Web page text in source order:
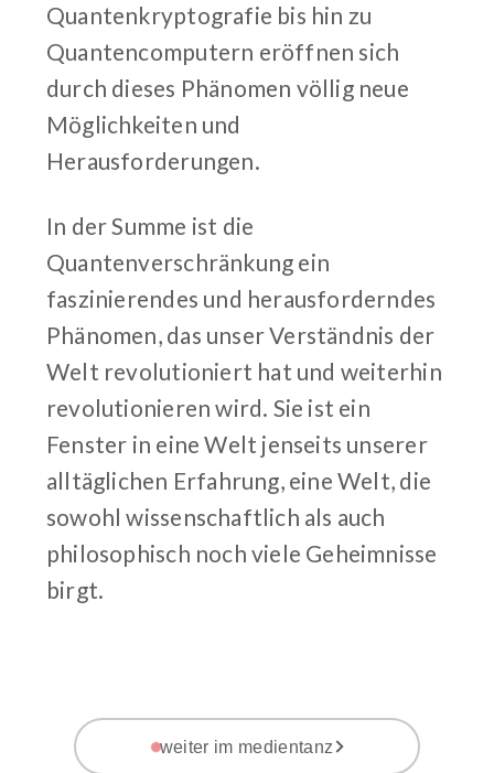
Quantenkryptografie bis hin zu
Quantencomputern eröffnen sich
durch dieses Phänomen völlig neue
Möglichkeiten und
Herausforderungen.
In der Summe ist die
Quantenverschränkung ein
faszinierendes und herausforderndes
Phänomen, das unser Verständnis der
Welt revolutioniert hat und weiterhin
revolutionieren wird. Sie ist ein
Fenster in eine Welt jenseits unserer
alltäglichen Erfahrung, eine Welt, die
sowohl wissenschaftlich als auch
philosophisch noch viele Geheimnisse
birgt.
weiter im medientanz